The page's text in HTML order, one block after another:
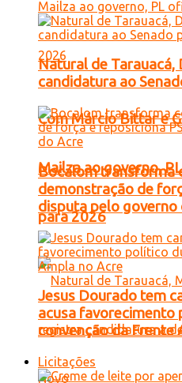
Com Márcio Bittar e
Mailza ao governo,
para 2026
Natural de Tarauacá,
candidatura ao
Bocalom transforma
demonstração de
disputa pelo governo
Jesus Dourado tem
acusa favorecimento
convenção da Frente
Licitações